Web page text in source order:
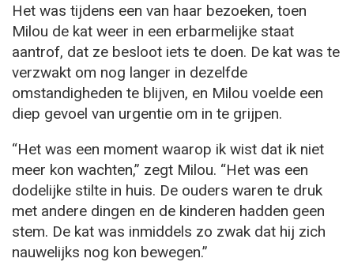
Het was tijdens een van haar bezoeken, toen
Milou de kat weer in een erbarmelijke staat
aantrof, dat ze besloot iets te doen. De kat was te
verzwakt om nog langer in dezelfde
omstandigheden te blijven, en Milou voelde een
diep gevoel van urgentie om in te grijpen.
“Het was een moment waarop ik wist dat ik niet
meer kon wachten,” zegt Milou. “Het was een
dodelijke stilte in huis. De ouders waren te druk
met andere dingen en de kinderen hadden geen
stem. De kat was inmiddels zo zwak dat hij zich
nauwelijks nog kon bewegen.”